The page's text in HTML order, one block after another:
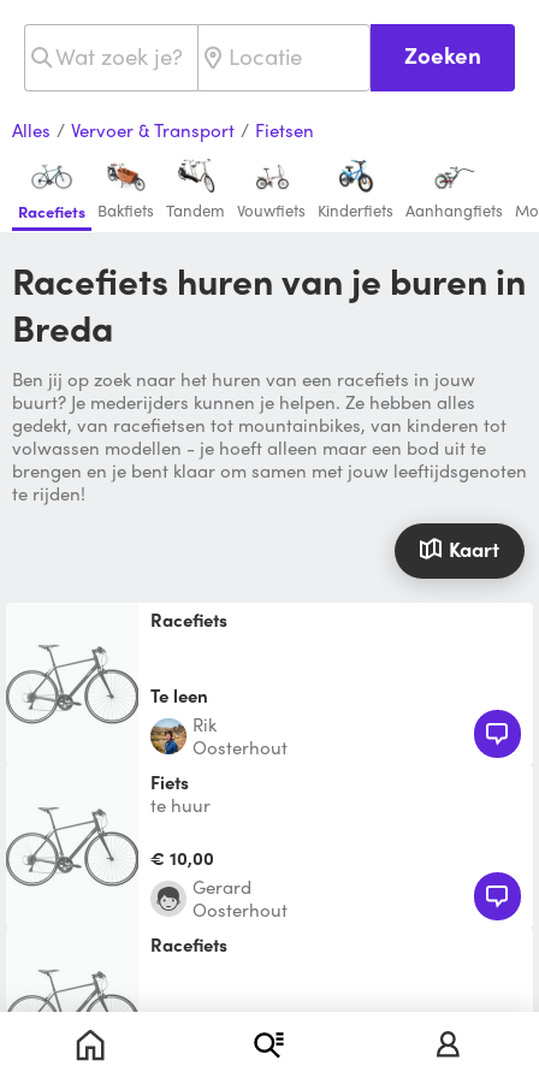
Zoeken
Alles / Vervoer & Transport / Fietsen
Racefiets Bakfiets Tandem Vouwfiets Kinderfiets Aanhangfiets
Racefiets huren van je buren in
Breda
Ben jij op zoek naar het huren van een racefiets in jouw
buurt? Je mederijders kunnen je helpen. Ze hebben alles
gedekt, van racefietsen tot mountainbikes, van kinderen tot
volwassen modellen - je hoeft alleen maar een bod uit te
brengen en je bent klaar om samen met jouw leeftijdsgenoten
te rijden!
Kaart
racefiets
Te leen
Rik
Oosterhout
fiets
te huur
€ 10,00
Gerard
Oosterhout
Racefiets